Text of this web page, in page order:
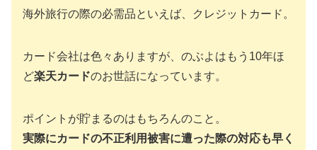
海外旅行の際の必需品といえば、クレジットカード。
カード会社は色々ありますが、のぶよはもう10年ほ
ど楽天カードのお世話になっています。
ポイントが貯まるのはもちろんのこと。
実際にカードの不正利用被害に遭った際の対応も早く